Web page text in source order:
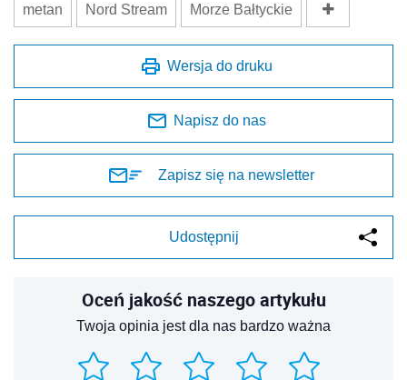
metan Nord Stream Morze Bałtyckie
Wersja do druku
Napisz do nas
Zapisz się na newsletter
Udostępnij
Oceń jakość naszego artykułu
Twoja opinia jest dla nas bardzo ważna